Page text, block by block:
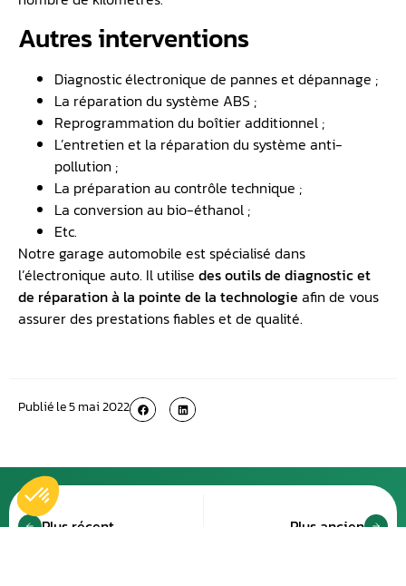
Autres interventions
Diagnostic électronique de pannes et dépannage ;
La réparation du système ABS ;
Reprogrammation du boîtier additionnel ;
L’entretien et la réparation du système anti-
pollution ;
La préparation au contrôle technique ;
La conversion au bio-éthanol ;
Etc.
Notre garage automobile est spécialisé dans
l’électronique auto. Il utilise des outils de diagnostic et
de réparation à la pointe de la technologie afin de vous
assurer des prestations fiables et de qualité.
Publié le5 mai 2022
Plus récent Plus ancien